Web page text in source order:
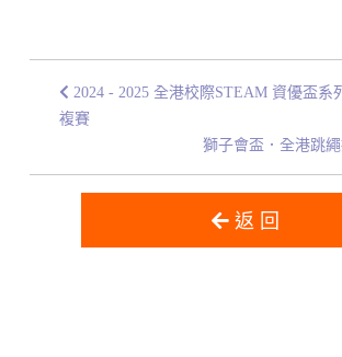
2024 - 2025 全港校際STEAM 資優盃系
複賽
獅子會盃．全港跳
返 回